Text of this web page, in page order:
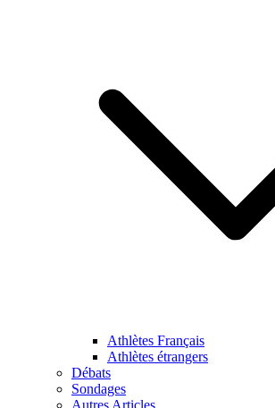
Athlètes Français
Athlètes étrangers
Débats
Sondages
Autres Articles